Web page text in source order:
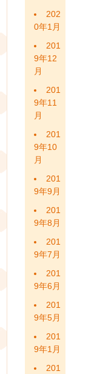
202
0年1月
201
9年12
月
201
9年11
月
201
9年10
月
201
9年9月
201
9年8月
201
9年7月
201
9年6月
201
9年5月
201
9年1月
201